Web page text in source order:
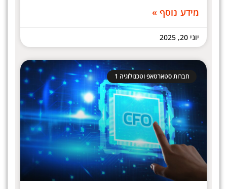
מידע נוסף »
יוני 20, 2025
חברות סטארטאפ וטכנולוגיה 1